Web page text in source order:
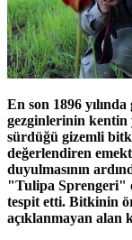
En son 1896
gezginlerinin
sürdüğü gizemli
değerlendiren
duyulmasının
"Tulipa Sprengeri"
tespit etti. Bitkinin
açıklanmayan alan